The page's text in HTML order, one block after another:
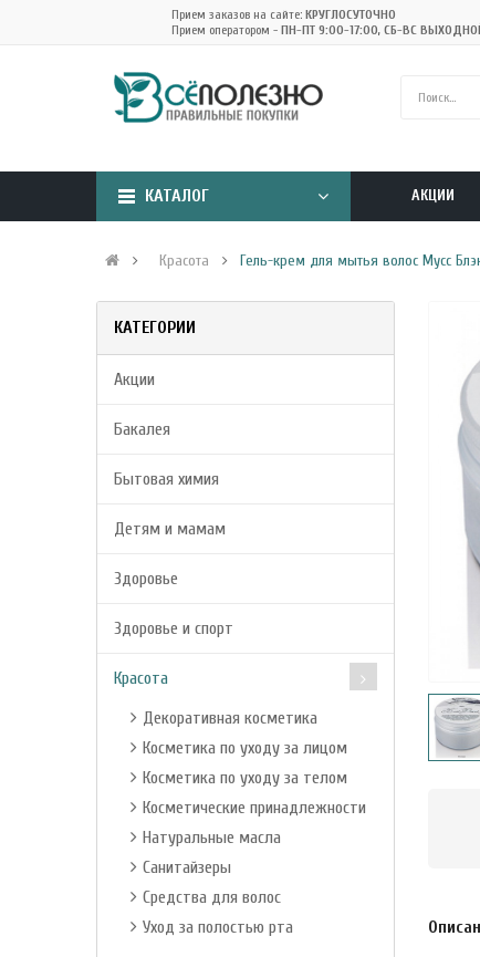
Прием заказов на сайте: КРУГЛОСУТОЧНО
Прием оператором - ПН-ПТ 9:00-17:00, СБ-ВС
КАТАЛОГ АКЦИИ
Красота Гель-крем для мытья волос Мусс
КАТЕГОРИИ
Акции
Бакалея
Бытовая химия
Детям и мамам
Здоровье
Здоровье и спорт
Красота
Декоративная косметика
Косметика по уходу за лицом
Косметика по уходу за телом
Косметические принадлежности
Натуральные масла
Санитайзеры
Средства для волос
Уход за полостью рта